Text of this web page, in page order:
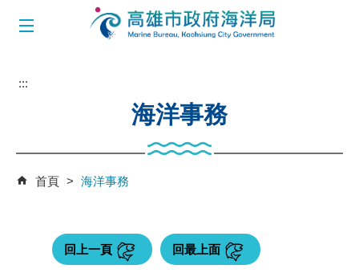
跳到主要內容區塊
:::
海洋事務
首頁 海洋事務
回上一頁 回最上面